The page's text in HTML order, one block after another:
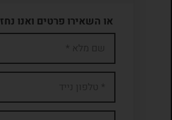
או השאירו פרטים ואנו